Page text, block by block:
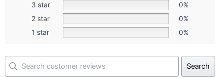
3 star
0%
2 star
0%
1 star
0%
Search